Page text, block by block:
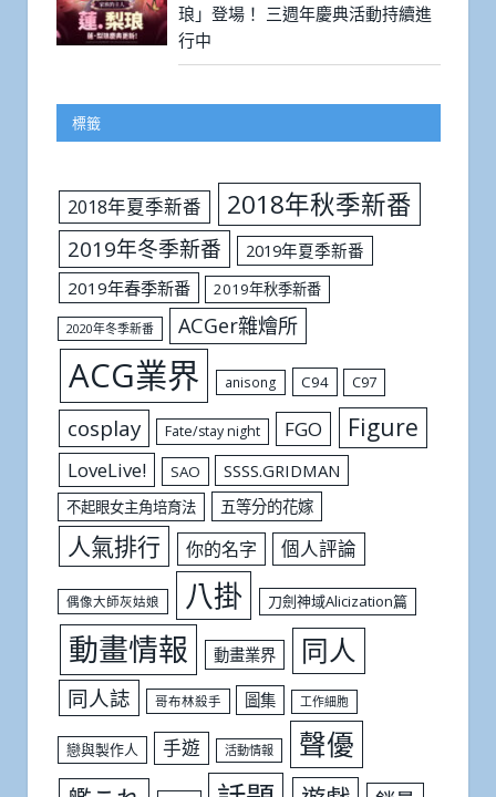
琅」登場！ 三週年慶典活動持續進
行中
標籤
2018年夏季新番 2018年秋季新番
2019年冬季新番
2019年夏季新番
2019年春季新番
2019年秋季新番
2020年冬季新番 ACGer雜燴所
ACG業界 anisong C94 C97
cosplay Fate/stay night FGO Figure
LoveLive! SAO SSSS.GRIDMAN
不起眼女主角培育法 五等分的花嫁
人氣排行 你的名字 個人評論
偶像大師灰姑娘 八掛 刀劍神域Alicization篇
動畫情報 動畫業界 同人
同人誌 哥布林殺手 圖集 工作細胞
戀與製作人 手遊 活動情報 聲優